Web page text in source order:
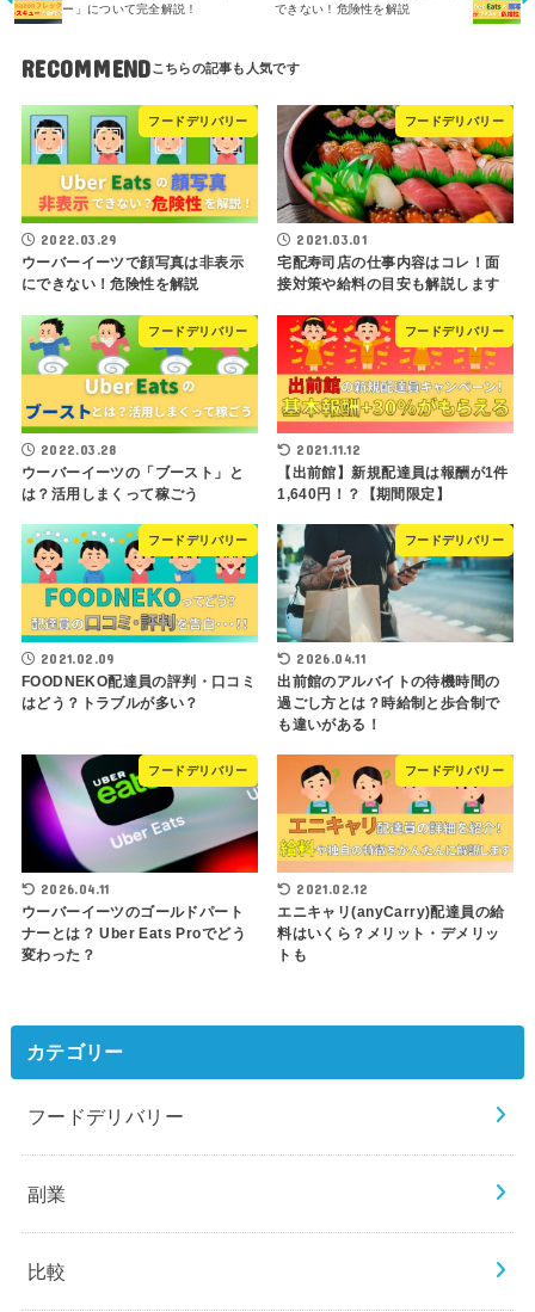
ー」について完全解説！
できない！危険性を解説
RECOMMEND
フードデリバリー
2022.03.29
ウーバーイーツで顔写真は非表示
にできない！危険性を解説
フードデリバリー
2021.03.01
宅配寿司店の仕事内容はコレ！面
接対策や給料の目安も解説します
フードデリバリー
2022.03.28
ウーバーイーツの「ブースト」と
は？活用しまくって稼ごう
フードデリバリー
2021.11.12
【出前館】新規配達員は報酬が1件
1,640円！？【期間限定】
フードデリバリー
2021.02.09
FOODNEKO配達員の評判・口コミ
はどう？トラブルが多い？
フードデリバリー
2026.04.11
出前館のアルバイトの待機時間の
過ごし方とは？時給制と歩合制で
も違いがある！
フードデリバリー
2026.04.11
ウーバーイーツのゴールドパート
ナーとは？ Uber Eats Proでどう
変わった？
フードデリバリー
2021.02.12
エニキャリ(anyCarry)配達員の給
料はいくら？メリット・デメリッ
トも
カテゴリー
フードデリバリー
副業
比較